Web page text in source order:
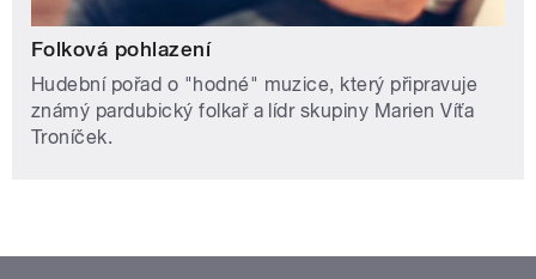
Folková pohlazení
Hudební pořad o "hodné" muzice, který připravuje
známý pardubický folkař a lídr skupiny Marien Víťa
Troníček.